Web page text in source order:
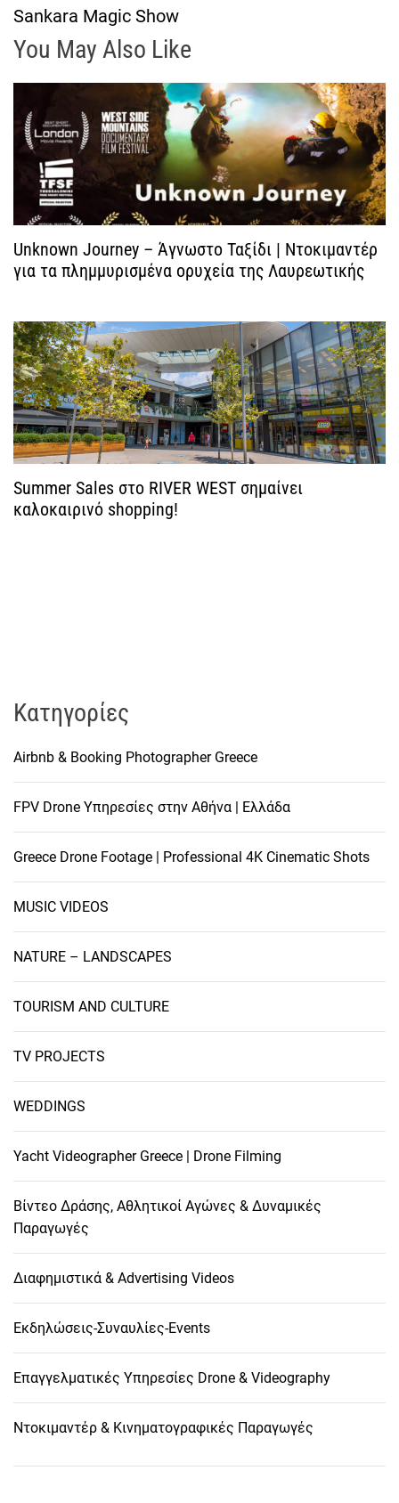
ο
ή
η
σ
η
ά
ρ
θ
ρ
ω
ν
Sankara Magic Show
You May Also Like
Unknown Journey – Άγνωστο Ταξίδι | Ντοκιμαντέρ
για τα πλημμυρισμένα ορυχεία της Λαυρεωτικής
Summer Sales στο RIVER WEST σημαίνει
καλοκαιρινό shopping!
Kατηγορίες
Airbnb & Booking Photographer Greece
FPV Drone Υπηρεσίες στην Αθήνα | Ελλάδα
Greece Drone Footage | Professional 4K Cinematic Shots
MUSIC VIDEOS
NATURE – LANDSCAPES
TOURISM AND CULTURE
TV PROJECTS
WEDDINGS
Yacht Videographer Greece | Drone Filming
Βίντεο Δράσης, Αθλητικοί Αγώνες & Δυναμικές
Παραγωγές
Διαφημιστικά & Advertising Videos
Εκδηλώσεις-Συναυλίες-Events
Επαγγελματικές Υπηρεσίες Drone & Videography
Ντοκιμαντέρ & Κινηματογραφικές Παραγωγές